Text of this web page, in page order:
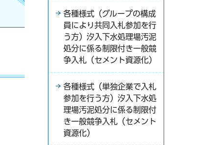
各種様式（グループの構成
員により共同入札参加を行
う方）汐入下水処理場汚泥
処分に係る制限付き一般競
争入札（セメント資源化）
各種様式（単独企業で入札
参加を行う方）汐入下水処
理場汚泥処分に係る制限付
き一般競争入札（セメント
資源化）